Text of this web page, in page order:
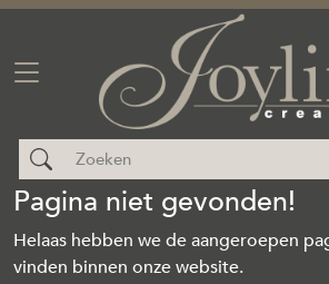
Pagina niet gevonden!
Helaas hebben we de aangeroepen
vinden binnen onze website.